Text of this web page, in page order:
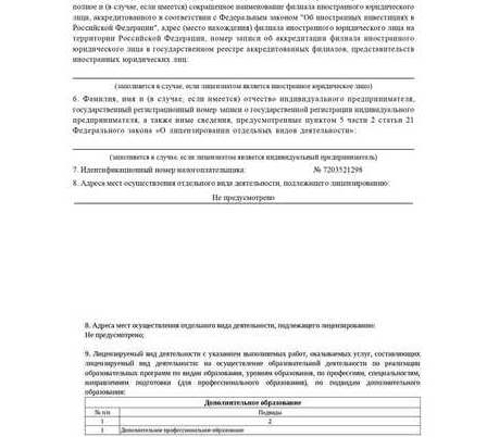
ChatApp
online
Мессенджеры
Vkontakte
Max